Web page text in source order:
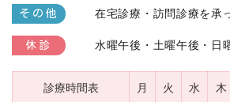
その他 在宅診療・訪問診療を承
休診 水曜午後・土曜午後・日
診療時間表 月 火 水 木